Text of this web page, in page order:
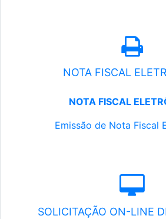
NOTA FISCAL
NOTA FISCAL
Emissão de Nota Fiscal
SOLICITAÇÃO ON-LINE